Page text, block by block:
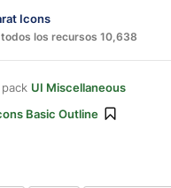
Icons
los recursos 10,638
UI Miscellaneous
Basic Outline